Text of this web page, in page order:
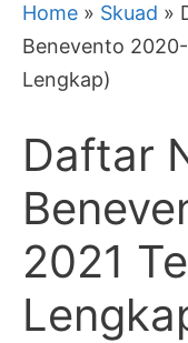
Home » Skuad »
Benevento
Lengkap)
Daftar
2021